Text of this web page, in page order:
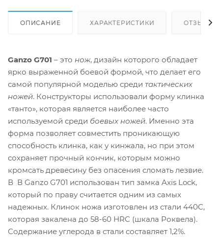
ОПИСАНИЕ ХАРАКТЕРИСТИКИ ОТЗЫВЫ
Ganzo G701 – это нож, дизайн которого обладает
ярко выраженной боевой формой, что делает его
самой популярной моделью среди тактических
ножей. Конструкторы использовали форму клинка
«танто», которая является наиболее часто
используемой среди боевых ножей. Именно эта
форма позволяет совместить проникающую
способность клинка, как у кинжала, но при этом
сохраняет прочный кончик, которым можно
кромсать древесину без опасения сломать лезвие.
В В Ganzo G701 использован тип замка Axis Lock,
который по праву считается одним из самых
надежных. Клинок ножа изготовлен из стали 440C,
которая закалена до 58-60 HRC (шкала Роквела).
Содержание углерода в стали составляет 1,2%.